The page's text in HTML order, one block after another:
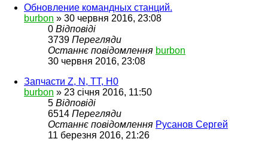
Обновление командных станций.
burbon » 30 червня 2016, 23:08
0 Відповіді
3739 Перегляди
Останнє повідомлення burbon
30 червня 2016, 23:08
Запчасти Z, N, TT, H0
burbon » 23 січня 2016, 11:50
5 Відповіді
6514 Перегляди
Останнє повідомлення Русанов Сергей
11 березня 2016, 21:26